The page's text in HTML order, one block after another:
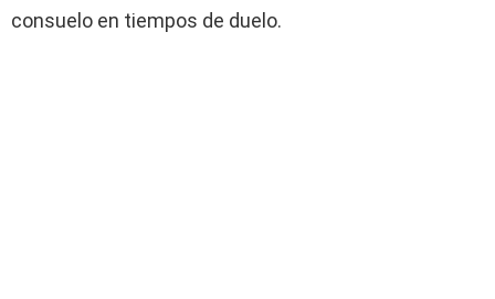
consuelo en tiempos de duelo.